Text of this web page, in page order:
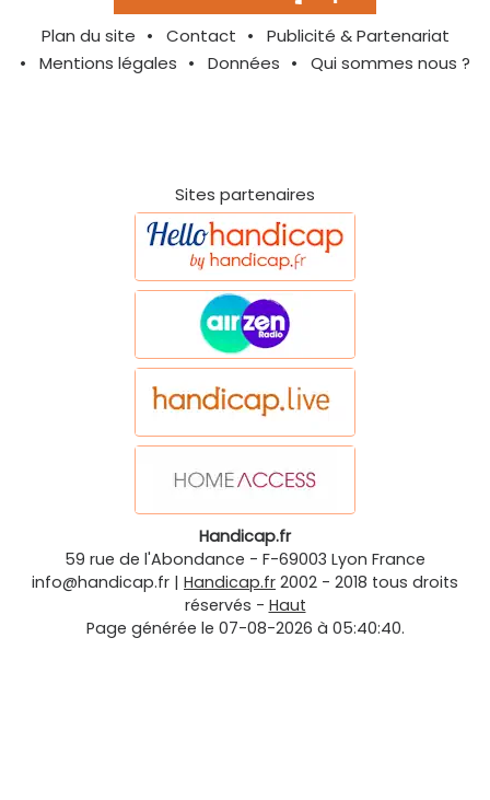
Plan du site Contact
Publicité & Partenariat
Mentions légales
Données Qui sommes nous ?
Sites partenaires
Handicap.fr
59 rue de l'Abondance - F-69003 Lyon France
info@handicap.fr | Handicap.fr 2002 - 2018 tous droits
réservés - Haut
Page générée le 07-08-2026 à 05:40:40.